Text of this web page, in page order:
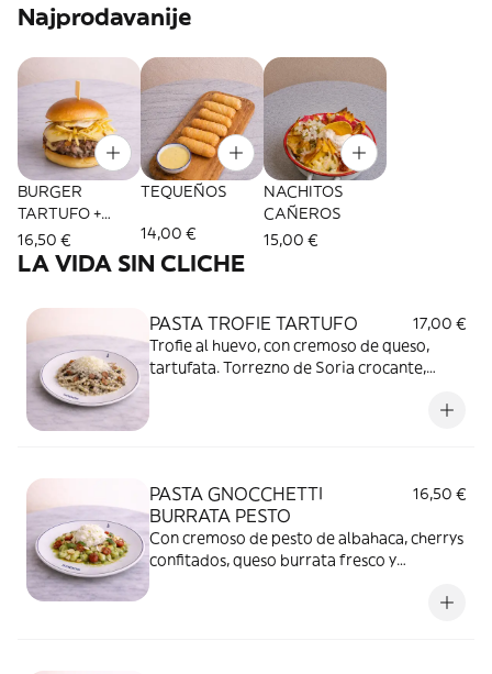
Najprodavanije
BURGER
TARTUFO +
Patatas
16,50 €
TEQUEÑOS
14,00 €
NACHITOS
CAÑEROS
15,00 €
LA VIDA SIN CLICHE
PASTA TROFIE TARTUFO
17,00 €
Trofie al huevo, con cremoso de queso,
tartufata. Torrezno de Soria crocante,
PASTA GNOCCHETTI
BURRATA PESTO
16,50 €
Con cremoso de pesto de albahaca, cherrys
confitados, queso burrata fresco y